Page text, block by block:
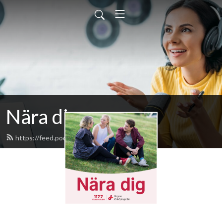
Nära dig
https://feed.podbean.com/naradig/feed.xml